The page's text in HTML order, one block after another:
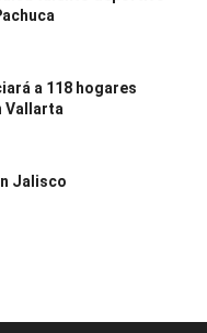
a 118 hogares
Vallarta
Jalisco